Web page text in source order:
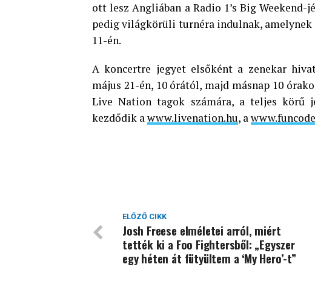
ott lesz Angliában a Radio 1’s Big
pedig világkörüli turnéra indulnak, amelynek
11-én.
A koncertre jegyet elsőként a zenekar
május 21-én, 10 órától, majd másnap 10
Live Nation tagok számára, a teljes körű
kezdődik awww.livenation.hu, a
ELŐZŐ CIKK
Josh Freese elméletei arról, miért
tették ki a Foo Fightersből: „Egyszer
egy héten át fütyültem a ‘My Hero’-t”